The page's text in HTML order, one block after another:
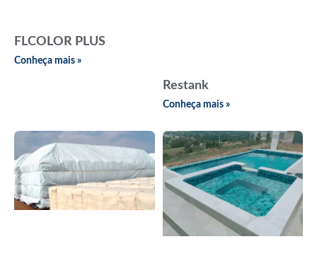
FLCOLOR PLUS
Conheça mais »
Restank
Conheça mais »